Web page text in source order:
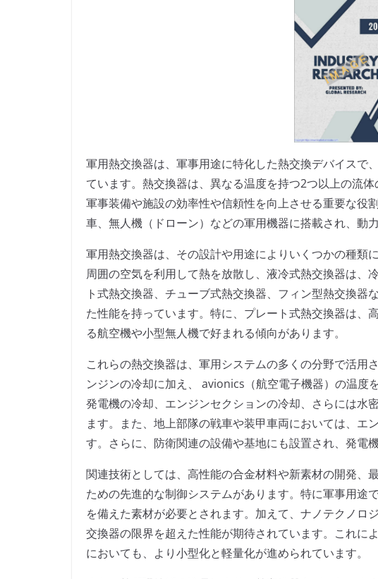
軍用熱交換器は、軍事用途に特化した熱交換デバイスで
ています。熱交換器は、異なる温度を持つ2つ以上の流
軍事装備や施設の効率性や信頼性を向上させる重要な役
車、無人機（ドローン）などの軍用機器に搭載され、動
軍用熱交換器は、その設計や用途によりいくつかの種類
周囲の空気を利用して熱を放散し、液冷式熱交換器は、
ト式熱交換器、チューブ式熱交換器、フィン型熱交換器
た性能を持っています。特に、プレート式熱交換器は、
る航空機や小型無人機で好まれる傾向があります。
これらの熱交換器は、軍用システムの多くの分野で活用
ンジンの冷却に加え、 avionics（航空電子機器）の温度
発電機の冷却、エンジンセクションの冷却、さらには水
ます。また、地上部隊の戦車や装甲車両においては、エ
す。さらに、防衛関連の設備や基地にも設置され、発電
関連技術としては、高性能の合金材料や新素材の開発、
ための先進的な制御システムがあります。特に軍事用途
を備えた素材が必要とされます。加えて、ナノテクノロ
交換器の限界を超えた性能が期待されています。これに
においても、より小型化と軽量化が進められています。